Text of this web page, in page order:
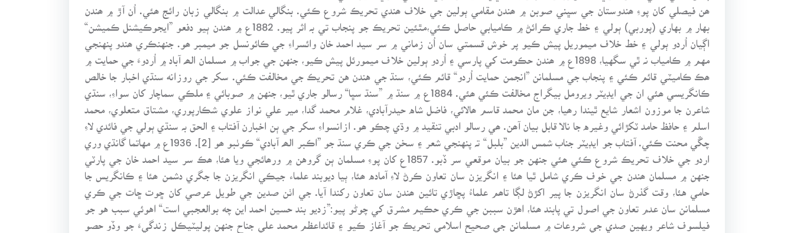
ھن فيصلي کان پوءِ ھندوستان جي سڀني صوبن ۾ ھندن مقامي ٻولين جي خلاف ھندي تحريڪ شروع ڪئي. بنگالي عدالت ۾ بنگالي زبان رائج ھئي. اُن آڙ ۾ ھندن
بهار ۾ بهاري (پوربي) ٻولي ۽ خط جاري ڪرائڻ ۾ ڪاميابي حاصل ڪئي،مٿئين تحريڪ جو پنجاب تي بہ اثر پيو. 1882ع ۾ ھندن ٻيو دفعو ”ايجوڪيشنل ڪميشن“
اڳيان اُردو ٻولي ۽ خط خلاف ميموريل پيش ڪيو پر خوش قسمتي سان اُن زماني ۾ سر سيد احمد خان وائسراءِ جي ڪائونسل جو ميمبر ھو. جنهنڪري ھندو پنهنجي
مهم ۾ ڪامياب نہ ٿي سگهيا، 1898ع ۾ ھندن حڪومت کي پارسي ۽ اُردو ٻولين خلاف ميمورئل پيش ڪيو، جنهن جي جواب ۾ مسلمان الھہ آباد ۾ اُردوءَ جي حمايت ۾
ھڪ ڪاميٽي قائم ڪئي ۽ پنجاب جي مسلمانن ”انجمن حمايت اُردو“ قائم ڪئي، سنڌ جي هندن هن تحريڪ جي مخالفت ڪئي. سکر جي روزانه سنڌي اخبار جا خالص
ڪانگريسي ھئي ان جي ايڊيٽر ويرومل بيگراج مخالفت ڪئي ھئي. 1884ع ۾ سنڌ ۾ ”سنڌ سڀا“ رسالو جاري ٿيو، جنهن ۾ صوبائي ۽ ملڪي سماچار کان سواءِ، سنڌي
شاعرن جا موزون اشعار شايع ٿيندا رھيا، جن مان محمد قاسم ھالائي، فاضل شاه حيدرآبادي، غلام محمد گدا، مير علي نواز علوي شڪارپوري، مشتاق متعلوي، محمد
اسلم ۽ حافظ حامد ٽکڙائي وغيره جا نالا قابل بيان آھن. ھي رسالو ادبي تنقيد ۾ وڌي چڪو ھو. ازانسواءِ سکر جي ٻن اخبارن آفتاب ۽ الحق بہ سنڌي ٻولي جي فائدي لاءِ
چڱي محنت ڪئي. آفتاب جو ايڊيٽر جناب شمس الدين ”بلبل“ تہ پنهنجي شعر ۽ سخن جي ڪري سنڌ جو ”اڪبر الھہ آبادي“ ڪوٺبو ھو [2]. 1936ع ۾ مهاتما گانڌي وري
اردو جي خلاف تحريڪ شروع ڪئي ھئي جنهن جو بيان موقعي سر ڏبو. 1857ع کان پوءِ مسلمان ٻن گروهن ۾ ورھائجي ويا ھئا، ھڪ سر سيد احمد خان جي پارٽي
جنهن ۾ مسلمان ھندن جي خوف ڪري شامل ٿيا ھئا ۽ انگريزن سان تعاون ڪرڻ لاءِ آماده ھئا، ٻيا ديوبند علماء جيڪي انگريزن جا جگري دشمن ھئا ۽ ڪانگريس جا
حامي هئا، وقت گذرڻ سان انگريزن جا پير اکڙڻ لڳا تاھم علماءُ پڇاڙي تائين ھندن سان تعاون رکندا آيا. جي اٺن صدين جي طويل عرصي کان ڇوت ڇات جي ڪري
مسلمانن سان عدم تعاون جي اصول تي پابند ھئا، اھڙن سببن جي ڪري حڪيم مشرق کي چوڻو پيو:”زديو بند حسين احمد اين چه بوالعجبي است“ اهوئي سبب هو جو
فيلسوف شاعر ويهين صدي جي شروعات ۾ مسلمانن جي صحيح اسلامي تحريڪ جو آغاز ڪيو ۽ قائداعظم محمد علي جناح جنهن پوليٽيڪل زندگيءَ جو وڏو حصو